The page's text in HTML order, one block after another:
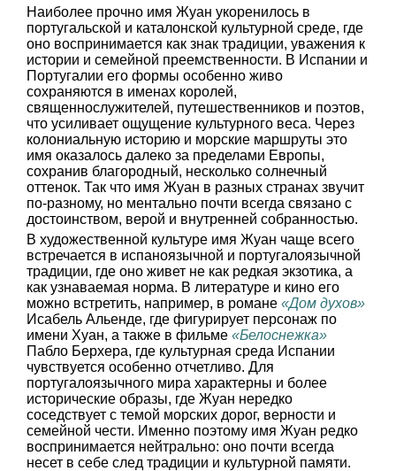
Наиболее прочно имя Жуан укоренилось в
португальской и каталонской культурной среде, где
оно воспринимается как знак традиции, уважения к
истории и семейной преемственности. В Испании и
Португалии его формы особенно живо
сохраняются в именах королей,
священнослужителей, путешественников и поэтов,
что усиливает ощущение культурного веса. Через
колониальную историю и морские маршруты это
имя оказалось далеко за пределами Европы,
сохранив благородный, несколько солнечный
оттенок. Так что имя Жуан в разных странах звучит
по-разному, но ментально почти всегда связано с
достоинством, верой и внутренней собранностью.
В художественной культуре имя Жуан чаще всего
встречается в испаноязычной и португалоязычной
традиции, где оно живет не как редкая экзотика, а
как узнаваемая норма. В литературе и кино его
можно встретить, например, в романе «Дом духов»
Исабель Альенде, где фигурирует персонаж по
имени Хуан, а также в фильме «Белоснежка»
Пабло Берхера, где культурная среда Испании
чувствуется особенно отчетливо. Для
португалоязычного мира характерны и более
исторические образы, где Жуан нередко
соседствует с темой морских дорог, верности и
семейной чести. Именно поэтому имя Жуан редко
воспринимается нейтрально: оно почти всегда
несет в себе след традиции и культурной памяти.